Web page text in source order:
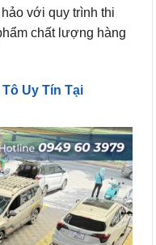
với quy trình thi
chất lượng hàng
Tô Uy Tín Tại